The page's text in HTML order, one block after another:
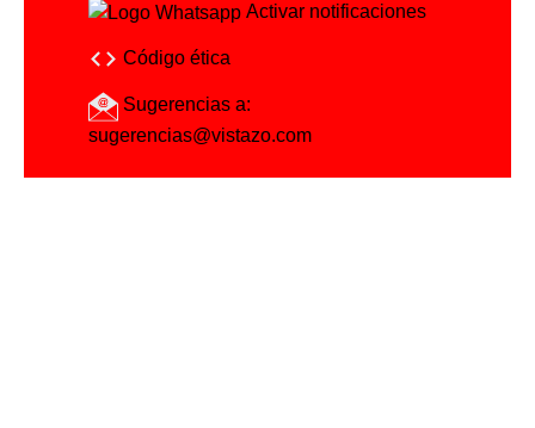
Activar notificaciones
Código ética
Sugerencias a:
sugerencias@vistazo.com